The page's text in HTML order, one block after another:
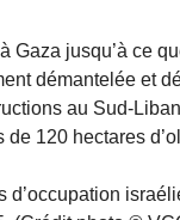
Gaza jusqu’à ce
démantelée et
au Sud-
de 120 hectares
d’occupation